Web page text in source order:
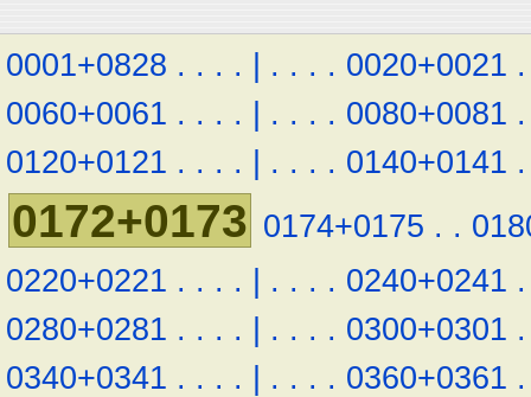
0001+0828 . . . . | . . . . 0020+0021 .
0060+0061 . . . . | . . . . 0080+0081 .
0120+0121 . . . . | . . . . 0140+0141 .
0172+0173 0174+0175 . .
0220+0221 . . . . | . . . . 0240+0241 .
0280+0281 . . . . | . . . . 0300+0301 .
0340+0341 . . . . | . . . . 0360+0361 .